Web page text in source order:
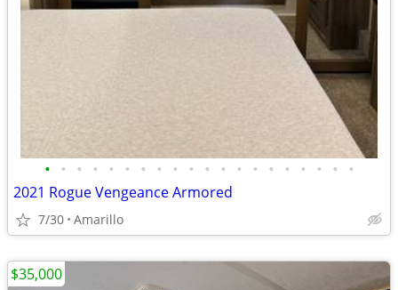
• • • • • • • • • • • • • • • • • • • •
2021 Rogue Vengeance Armored
7/30 Amarillo
$35,000